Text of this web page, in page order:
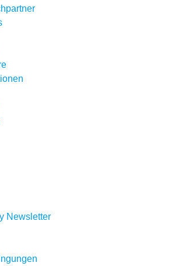
Newsletter